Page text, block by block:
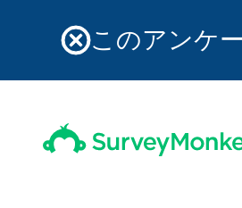
このアンケ